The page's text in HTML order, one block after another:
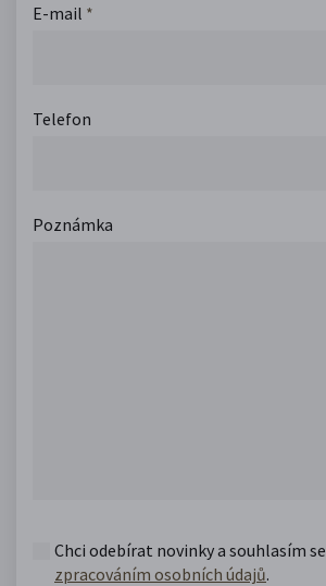
E-mail *
Telefon
Poznámka
Chci odebírat novinky a souhlasím se
zpracováním osobních údajů.